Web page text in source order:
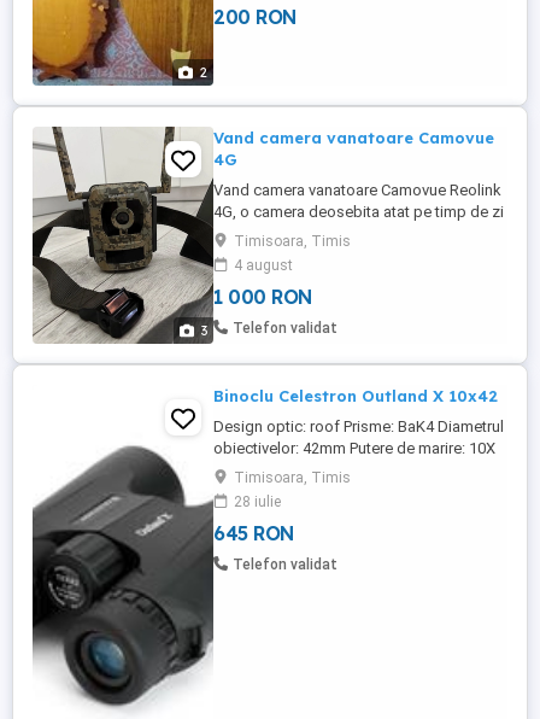
2
200 RON
3
Vand camera vanatoare Camovue
4G
Vand camera vanatoare Camovue Reolink
4G, o camera deosebita atat pe timp de zi
cat si pe timp de noapte. Calitate
excelentă a imaginii, recunoaste animale,
oameni, masini. Posibilitate de transmitere
live, înregistrare imagini sau video. GPS
integrat, in caz de furt arata unde este.
Timisoara, Timis
4 august
1 000 RON
Telefon validat
Binoclu Celestron Outland X 10x42
Design optic: roof Prisme: BaK4 Diametrul
obiectivelor: 42mm Putere de marire: 10X
Camp vizual la 1000m: 97.7m Camp vizual:
5.6 grade Diam. pupilei de iesire: 4,2m
Relief ocular: 14mm Near focus: 3.96m
Greutate: 624grame Alte accesorii: geanta
transport Garantie: 2 ani
Timisoara, Timis
28 iulie
645 RON
Telefon validat